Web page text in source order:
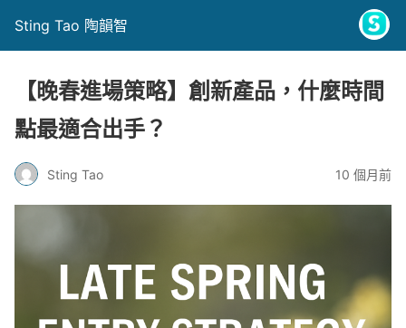
Sting Tao 陶韻智
【晚春進場策略】創新產品，什麼時間
點最適合出手？
Sting Tao 10 個月前